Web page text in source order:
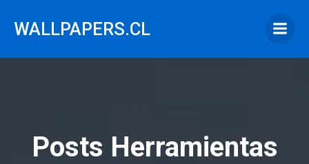
WALLPAPERS.CL
Posts Herramientas